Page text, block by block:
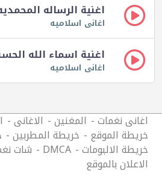
اغنية الرساله
اغانى اسلاميه
اغنية اسماء الله
اغانى اسلاميه
اغانى نغمات المغنين الاغانى
خريطة الموقع خريطة المطربين
خريطة الالبومات DMCA شات
الاعلان بالموقع